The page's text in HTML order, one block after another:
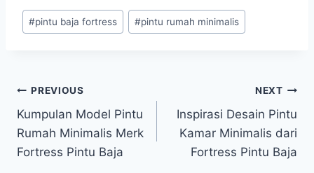
Post
Tags:
#pintu baja fortress #pintu rumah minimalis
Post
navigation
PREVIOUS
Kumpulan Model Pintu
Rumah Minimalis Merk
Fortress Pintu Baja
NEXT
Inspirasi Desain Pintu
Kamar Minimalis dari
Fortress Pintu Baja